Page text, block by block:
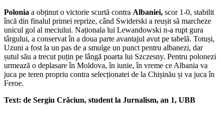
Polonia a obținut o victorie scurtă contra Albaniei, scor 1-0, stabilit
încă din finalul primei reprize, când Swiderski a reușit să marcheze
unicul gol al meciului. Naționala lui Lewandowski n-a rupt gura
târgului, a conservat în a doua parte avantajul avut pe tabelă. Totuși,
Uzuni a fost la un pas de a smulge un punct pentru albanezi, dar
șutul său a trecut puțin pe lângă poarta lui Szczesny. Pentru polonezi
urmează o deplasare în Moldova, în iunie, în vreme ce Albania va
juca pe teren propriu contra selecționatei de la Chișinău și va juca în
Feroe.
Text: de Sergiu Crăciun, student la Jurnalism, an 1, UBB